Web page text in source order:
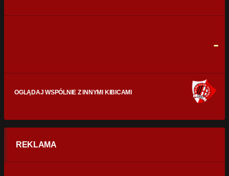
-
OGLĄDAJ WSPÓLNIE Z INNYMI KIBICAMI
REKLAMA